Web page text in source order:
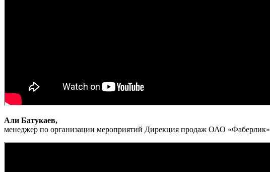
Али Батукаев,
менеджер по организации мероприятий Дирекция продаж ОАО «Фаберлик»